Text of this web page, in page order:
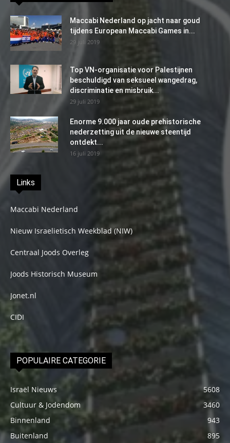
Maccabi Nederland op jacht naar goud
tijdens European Maccabi Games in...
29 juli 2019
Top VN-organisatie voor Palestijnen
beschuldigd van seksueel wangedrag,
discriminatie en misbruik...
29 juli 2019
Enorme 9.000 jaar oude prehistorische
nederzetting uit de nieuwe steentijd
ontdekt...
16 juli 2019
Links
Maccabi Nederland
Nieuw Israelietisch Weekblad (NIW)
Centraal Joods Overleg
Joods Historisch Museum
Jonet.nl
CIDI
POPULAIRE CATEGORIE
Israël Nieuws
5608
Cultuur & Jodendom
3460
Binnenland
943
Buitenland
895